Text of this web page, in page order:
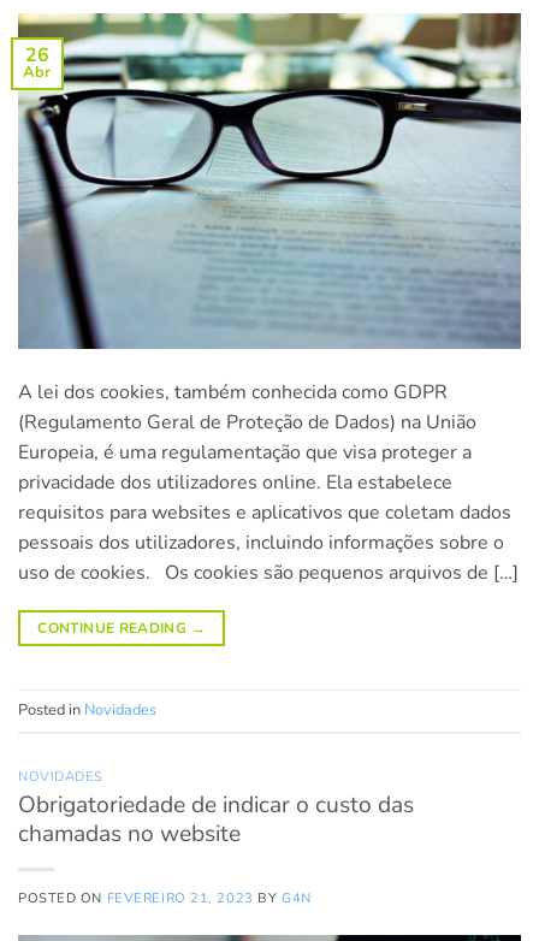
26
Abr
A lei dos cookies, também conhecida como GDPR
(Regulamento Geral de Proteção de Dados) na União
Europeia, é uma regulamentação que visa proteger a
privacidade dos utilizadores online. Ela estabelece
requisitos para websites e aplicativos que coletam dados
pessoais dos utilizadores, incluindo informações sobre o
uso de cookies. Os cookies são pequenos arquivos de […]
CONTINUE READING →
Posted in Novidades
NOVIDADES
Obrigatoriedade de indicar o custo das
chamadas no website
POSTED ON FEVEREIRO 21, 2023 BY G4N